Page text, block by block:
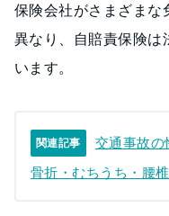
保険会社がさまざまな
異なり、自賠責保険は
います。
関連記事
交通事故の
骨折・むちうち・腰